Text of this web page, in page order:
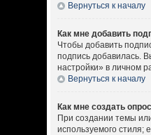
Вернуться к началу
Как мне добавить
Чтобы добавить
подпись добавилась.
настройки» в личном
Вернуться к началу
Как мне создать
При создании темы
используемого стиля;